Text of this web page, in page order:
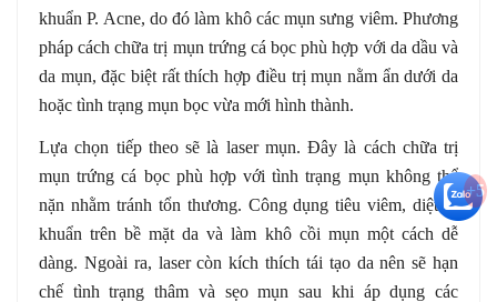
khuẩn P. Acne, do đó làm khô các mụn sưng viêm. Phương
pháp cách chữa trị mụn trứng cá bọc phù hợp với da dầu và
da mụn, đặc biệt rất thích hợp điều trị mụn nằm ẩn dưới da
hoặc tình trạng mụn bọc vừa mới hình thành.
Lựa chọn tiếp theo sẽ là laser mụn. Đây là cách chữa trị
mụn trứng cá bọc phù hợp với tình trạng mụn không thể
nặn nhằm tránh tổn thương. Công dụng tiêu viêm, diệt vi
khuẩn trên bề mặt da và làm khô cồi mụn một cách dễ
dàng. Ngoài ra, laser còn kích thích tái tạo da nên sẽ hạn
chế tình trạng thâm và sẹo mụn sau khi áp dụng các
+5